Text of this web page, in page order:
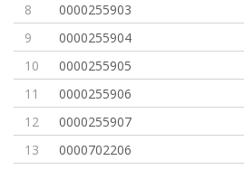
8
0000255903
9
0000255904
10
0000255905
11
0000255906
12
0000255907
13
0000702206